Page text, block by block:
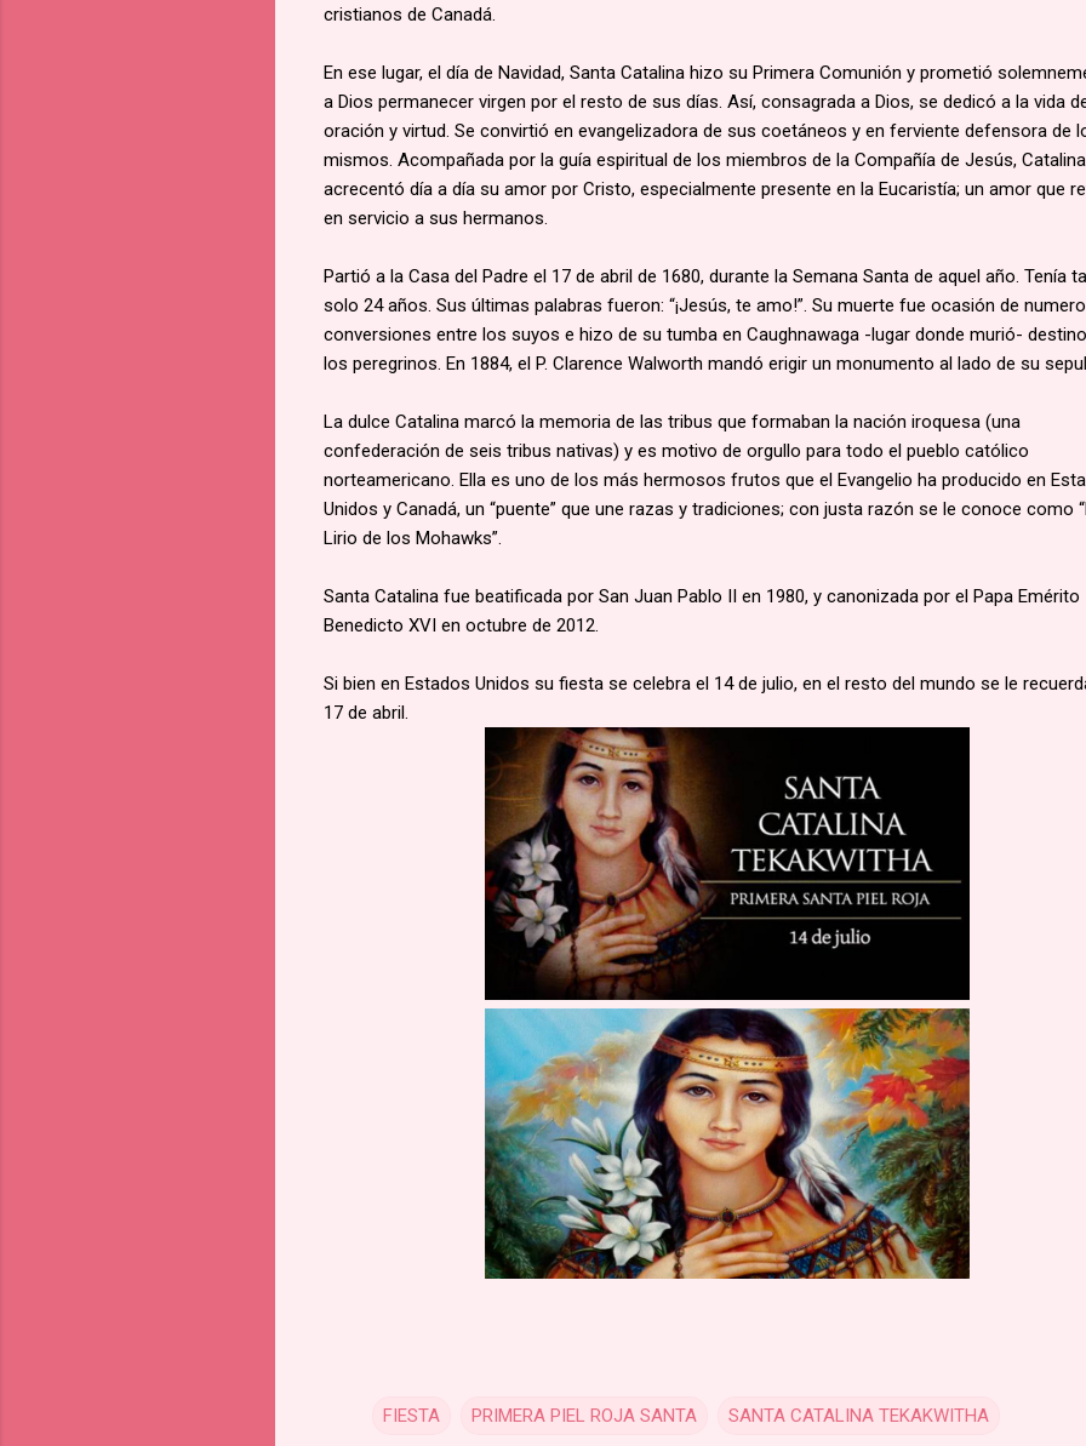
cristianos de Canadá.
En ese lugar, el día de Navidad, Santa Catalina hizo su Primera Comunión y prometió
a Dios permanecer virgen por el resto de sus días. Así, consagrada a Dios, se dedicó a la vida
oración y virtud. Se convirtió en evangelizadora de sus coetáneos y en ferviente defensora de
mismos. Acompañada por la guía espiritual de los miembros de la Compañía de Jesús, Catalina
acrecentó día a día su amor por Cristo, especialmente presente en la Eucaristía; un amor que
en servicio a sus hermanos.
Partió a la Casa del Padre el 17 de abril de 1680, durante la Semana Santa de aquel año. Tenía
solo 24 años. Sus últimas palabras fueron: “¡Jesús, te amo!”. Su muerte fue ocasión de
conversiones entre los suyos e hizo de su tumba en Caughnawaga -lugar donde murió-
los peregrinos. En 1884, el P. Clarence Walworth mandó erigir un monumento al lado de su
La dulce Catalina marcó la memoria de las tribus que formaban la nación iroquesa (una
confederación de seis tribus nativas) y es motivo de orgullo para todo el pueblo católico
norteamericano. Ella es uno de los más hermosos frutos que el Evangelio ha producido en
Unidos y Canadá, un “puente” que une razas y tradiciones; con justa razón se le conoce como
Lirio de los Mohawks”.
Santa Catalina fue beatificada por San Juan Pablo II en 1980, y canonizada por el Papa Emérito
Benedicto XVI en octubre de 2012.
Si bien en Estados Unidos su fiesta se celebra el 14 de julio, en el resto del mundo se le
17 de abril.
FIESTA PRIMERA PIEL ROJA SANTA SANTA CATALINA TEKAKWITHA